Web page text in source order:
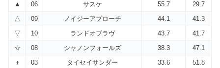
▲
06 サスケ 55.7
29.7
△
09 ノイジーアプローチ 44.1
41.3
▽
10 ランドオブラヴ 43.7
41.7
☆
08 シャノンフォールズ 38.3
47.1
＋
03 タイセイサンダー 33.6
51.8